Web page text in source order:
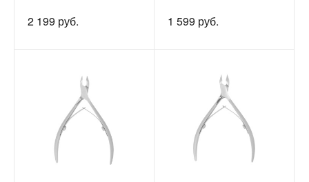
2 199 руб. 1 599 руб.